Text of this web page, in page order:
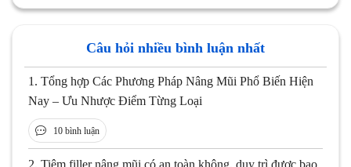
Câu hỏi nhiều bình luận nhất
1. Tổng hợp Các Phương Pháp Nâng Mũi Phổ Biến Hiện
Nay – Ưu Nhược Điểm Từng Loại
10 bình luận
2. Tiêm filler nâng mũi có an toàn không, duy trì được bao